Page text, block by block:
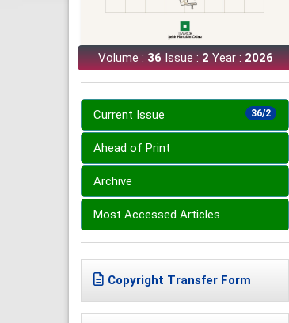
Volume :36Issue :2Year :2026
36/2
Current Issue
Ahead of Print
Archive
Most Accessed Articles
Copyright Transfer Form